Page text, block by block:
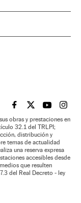
EL PAÍS BRASIL EN
EL PAÍSEL PAÍS
EL
obras y prestaciones en
32.1 del TRLPI;
distribución y
temas de actualidad
una reserva expresa
accesibles desde
que resulten
del Real Decreto - ley